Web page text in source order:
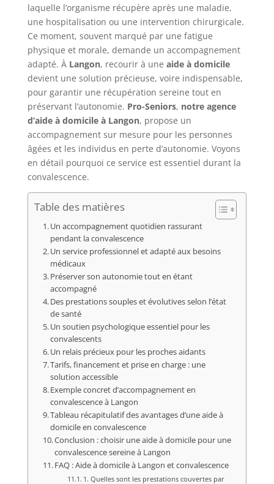
laquelle l’organisme récupère après une maladie,
une hospitalisation ou une intervention chirurgicale.
Ce moment, souvent marqué par une fatigue
physique et morale, demande un accompagnement
adapté. À Langon, recourir à une aide à domicile
devient une solution précieuse, voire indispensable,
pour garantir une récupération sereine tout en
préservant l’autonomie. Pro-Seniors, notre agence
d’aide à domicile à Langon, propose un
accompagnement sur mesure pour les personnes
âgées et les individus en perte d’autonomie. Voyons
en détail pourquoi ce service est essentiel durant la
convalescence.
Table des matières
Un accompagnement quotidien rassurant
pendant la convalescence
Un service professionnel et adapté aux besoins
médicaux
Préserver son autonomie tout en étant
accompagné
Des prestations souples et évolutives selon l’état
de santé
Un soutien psychologique essentiel pour les
convalescents
Un relais précieux pour les proches aidants
Tarifs, financement et prise en charge : une
solution accessible
Exemple concret d’accompagnement en
convalescence à Langon
Tableau récapitulatif des avantages d’une aide à
domicile en convalescence
Conclusion : choisir une aide à domicile pour une
convalescence sereine à Langon
FAQ : Aide à domicile à Langon et convalescence
1. Quelles sont les prestations couvertes par